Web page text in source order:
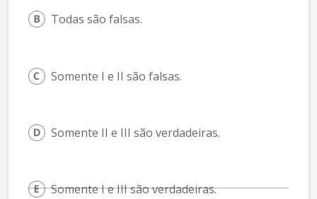
Todas são falsas.
Somente I e II são falsas.
Somente II e III são verdadeiras.
Somente I e III são verdadeiras.